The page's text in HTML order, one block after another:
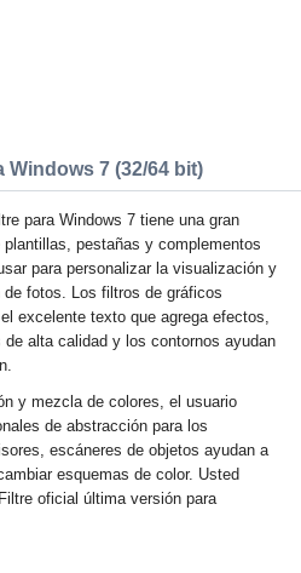
Windows 7 (32/64 bit)
para Windows 7 tiene una gran
plantillas, pestañas y complementos
para personalizar la visualización y
de fotos. Los filtros de gráficos
excelente texto que agrega efectos,
de alta calidad y los contornos ayudan
y mezcla de colores, el usuario
de abstracción para los
escáneres de objetos ayudan a
esquemas de color. Usted
oficial última versión para